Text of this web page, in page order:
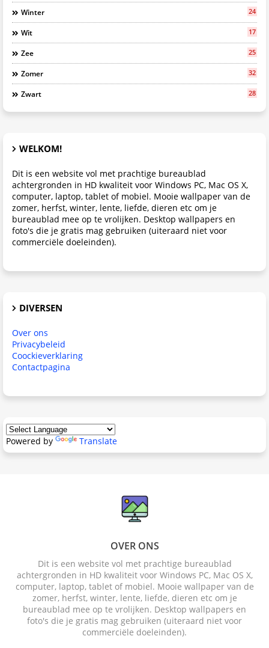
Winter 24
Wit 17
Zee 25
Zomer 32
Zwart 28
WELKOM!
Dit is een website vol met prachtige bureaublad
achtergronden in HD kwaliteit voor Windows PC, Mac OS X,
computer, laptop, tablet of mobiel. Mooie wallpaper van de
zomer, herfst, winter, lente, liefde, dieren etc om je
bureaublad mee op te vrolijken. Desktop wallpapers en
foto's die je gratis mag gebruiken (uiteraard niet voor
commerciële doeleinden).
DIVERSEN
Over ons
Privacybeleid
Coockieverklaring
Contactpagina
Powered by Translate
OVER ONS
Dit is een website vol met prachtige bureaublad
achtergronden in HD kwaliteit voor Windows PC, Mac OS X,
computer, laptop, tablet of mobiel. Mooie wallpaper van de
zomer, herfst, winter, lente, liefde, dieren etc om je
bureaublad mee op te vrolijken. Desktop wallpapers en
foto's die je gratis mag gebruiken (uiteraard niet voor
commerciële doeleinden).